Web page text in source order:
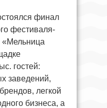
финал
фестиваля-
«Мельница
гостей:
заведений,
легкой
бизнеса, а